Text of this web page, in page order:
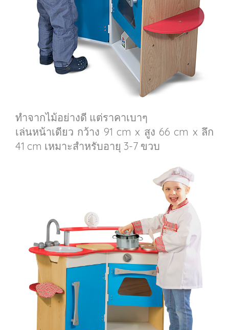
ทำจากไม้อย่างดี แต่ราคาเบาๆ
เล่นหน้าเดียว กว้าง 91 cm x สูง 66 cm x ลึก
41 cm เหมาะสำหรับอายุ 3-7 ขวบ